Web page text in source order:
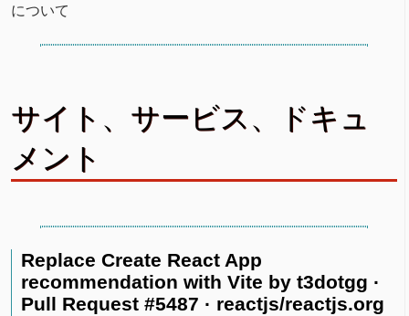
について
サイト、サービス、ドキュ
メント
Replace Create React App
recommendation with Vite by t3dotgg ·
Pull Request #5487 · reactjs/reactjs.org